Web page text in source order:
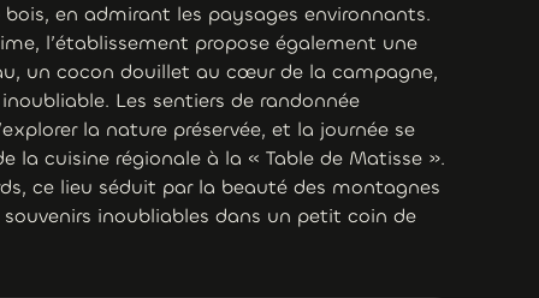
en admirant les paysages environnants.
l’établissement propose également une
un cocon douillet au cœur de la campagne,
Les sentiers de randonnée
la nature préservée, et la journée se
la cuisine régionale à la « Table de Matisse ».
ce lieu séduit par la beauté des montagnes
inoubliables dans un petit coin de